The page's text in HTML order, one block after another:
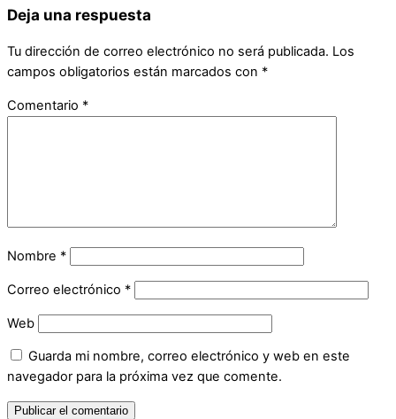
Deja una respuesta
Tu dirección de correo electrónico no será publicada. Los
campos obligatorios están marcados con *
Comentario *
Nombre *
Correo electrónico *
Web
Guarda mi nombre, correo electrónico y web en este
navegador para la próxima vez que comente.